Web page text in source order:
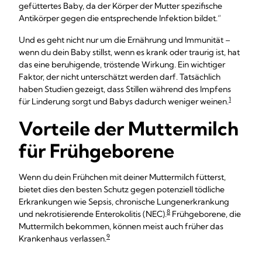
gefüttertes Baby, da der Körper der Mutter spezifische
Antikörper gegen die entsprechende Infektion bildet.“
Und es geht nicht nur um die Ernährung und Immunität –
wenn du dein Baby stillst, wenn es krank oder traurig ist, hat
das eine beruhigende, tröstende Wirkung. Ein wichtiger
Faktor, der nicht unterschätzt werden darf. Tatsächlich
haben Studien gezeigt, dass Stillen während des Impfens
für Linderung sorgt und Babys dadurch weniger weinen.1
Vorteile der Muttermilch
für Frühgeborene
Wenn du dein Frühchen mit deiner Muttermilch fütterst,
bietet dies den besten Schutz gegen potenziell tödliche
Erkrankungen wie Sepsis, chronische Lungenerkrankung
und nekrotisierende Enterokolitis (NEC).8 Frühgeborene, die
Muttermilch bekommen, können meist auch früher das
Krankenhaus verlassen.9